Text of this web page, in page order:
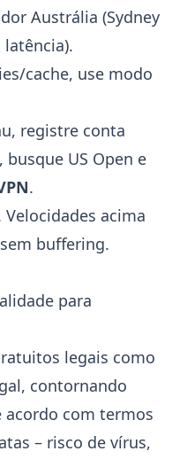
Austrália (Sydney
cache, use modo
registre conta
busque US Open e
.
acima
buffering.
para
legais como
contornando
acordo com termos
– risco de vírus,